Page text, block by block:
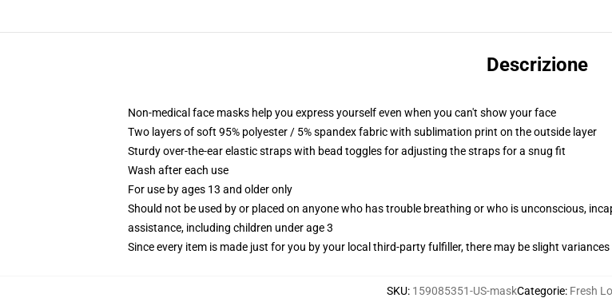
Descrizione
Non-medical face masks help you express yourself even when you can't show your face
Two layers of soft 95% polyester / 5% spandex fabric with sublimation print on the outside layer
Sturdy over-the-ear elastic straps with bead toggles for adjusting the straps for a snug fit
Wash after each use
For use by ages 13 and older only
Should not be used by or placed on anyone who has trouble breathing or who is unconscious,
assistance, including children under age 3
Since every item is made just for you by your local third-party fulfiller, there may be slight
SKU: 159085351-US-maskCategorie: Fresh